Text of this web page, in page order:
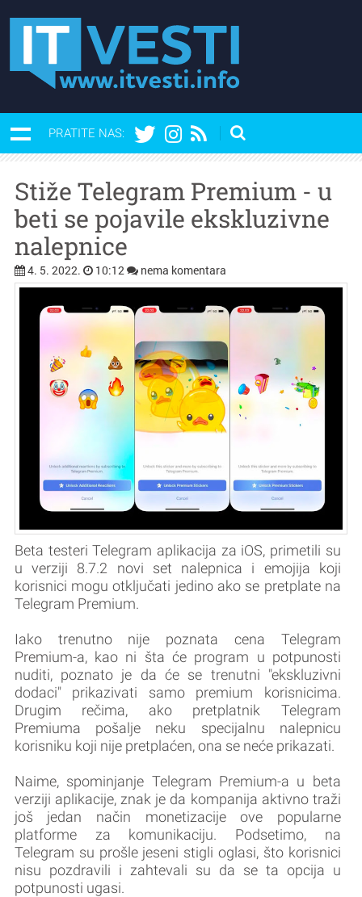
PRATITE NAS:
Stiže Telegram Premium - u
beti se pojavile ekskluzivne
nalepnice
4. 5. 2022. 10:12 nema komentara
Beta testeri Telegram aplikacija za iOS, primetili su
u verziji 8.7.2 novi set nalepnica i emojija koji
korisnici mogu otključati jedino ako se pretplate na
Telegram Premium.
Iako trenutno nije poznata cena Telegram
Premium-a, kao ni šta će program u potpunosti
nuditi, poznato je da će se trenutni "ekskluzivni
dodaci" prikazivati samo premium korisnicima.
Drugim rečima, ako pretplatnik Telegram
Premiuma pošalje neku specijalnu nalepnicu
korisniku koji nije pretplaćen, ona se neće prikazati.
Naime, spominjanje Telegram Premium-a u beta
verziji aplikacije, znak je da kompanija aktivno traži
još jedan način monetizacije ove popularne
platforme za komunikaciju. Podsetimo, na
Telegram su prošle jeseni stigli oglasi, što korisnici
nisu pozdravili i zahtevali su da se ta opcija u
potpunosti ugasi.